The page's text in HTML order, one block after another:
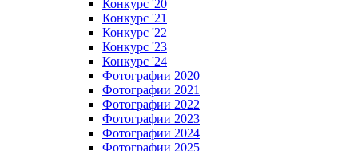
Конкурс '20
Конкурс '21
Конкурс '22
Конкурс '23
Конкурс '24
Фотографии 2020
Фотографии 2021
Фотографии 2022
Фотографии 2023
Фотографии 2024
Фотографии 2025